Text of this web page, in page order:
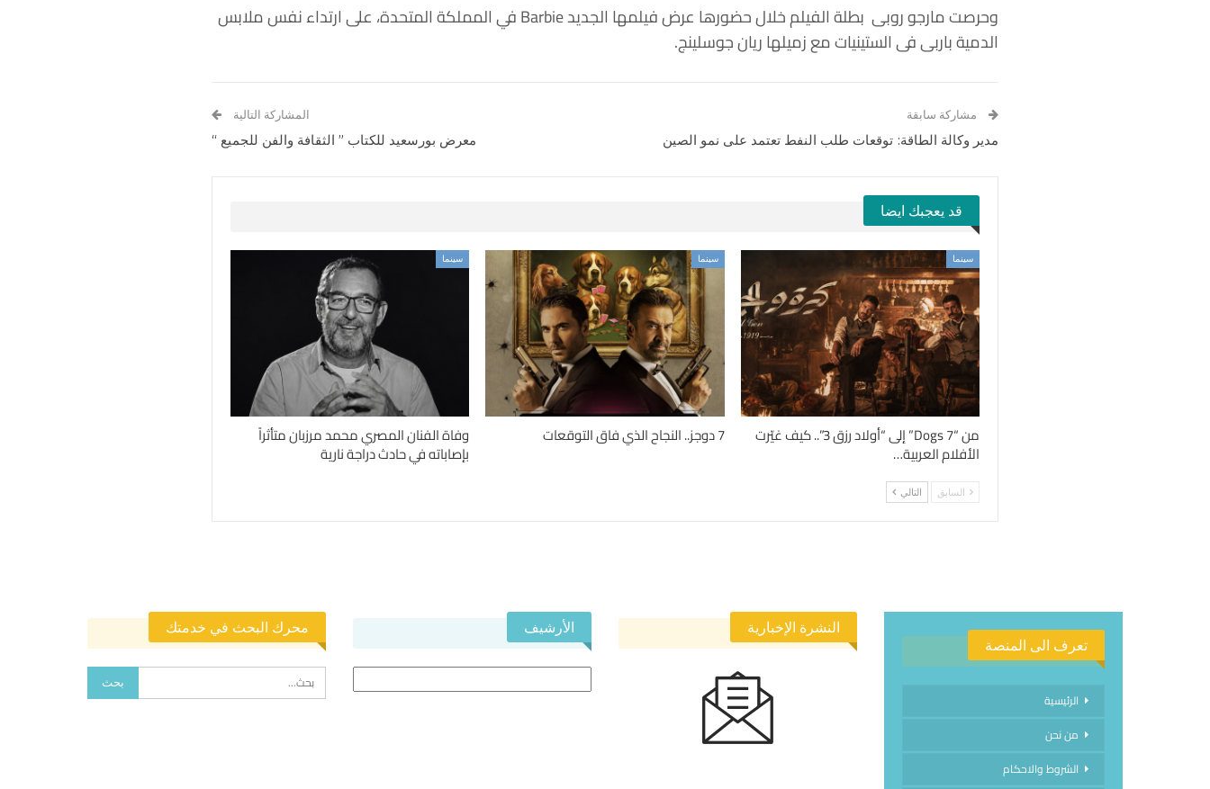
وحرصت مارجو روبى بطلة الفيلم خلال حضورها عرض فيلمها الجديد Barbie في المملكة المتحدة، على ارتداء نفس ملابس
الدمية باربى فى الستينيات مع زميلها ريان جوسلينج.
مشاركة سابقة
مدير وكالة الطاقة: توقعات طلب النفط تعتمد على نمو الصين
المشاركة التالية
معرض بورسعيد للكتاب ” الثقافة والفن للجميع “
قد يعجبك ايضا
سينما
من “7 Dogs” إلى “أولاد رزق 3”.. كيف غيّرت
الأفلام العربية…
سينما
7 دوجز.. النجاح الذي فاق التوقعات
سينما
وفاة الفنان المصري محمد مرزبان متأثراً
بإصاباته في حادث دراجة نارية
السابق التالي
تعرف الى المنصة
الرئيسية
من نحن
الشروط والاحكام
النشرة الإخبارية الأرشيف محرك البحث في خدمتك